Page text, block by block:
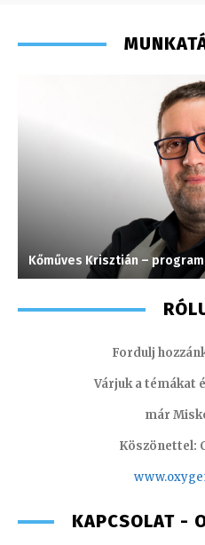
Kőműves Krisztián –
Fordulj
Várjuk a témákat
már
Köszönettel:
www.oxyge
KAPCSOLAT -